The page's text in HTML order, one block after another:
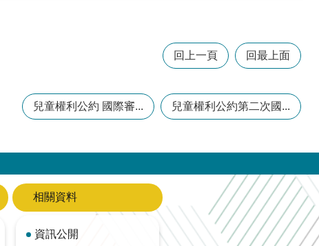
回上一頁 回最上面
兒童權利公約 國際審... 兒童權利公約第二次國...
相關資料
資訊公開